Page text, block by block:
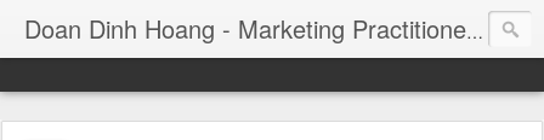
Doan Dinh Hoang - Marketing Practitioner